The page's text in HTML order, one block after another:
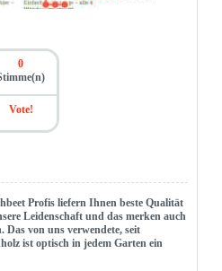
0
Vote!
Profis liefern Ihnen beste Qualität
Leidenschaft und das merken auch
von uns verwendete, seit
ist optisch in jedem Garten ein